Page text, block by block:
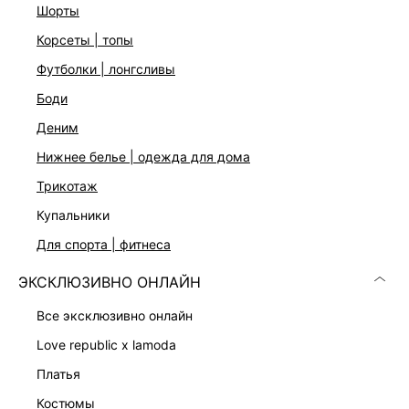
шорты
корсеты | топы
футболки | лонгсливы
боди
деним
нижнее белье | одежда для дома
трикотаж
купальники
для спорта | фитнеса
ЭКСКЛЮЗИВНО ОНЛАЙН
все эксклюзивно онлайн
love republic x lamoda
платья
костюмы
100% цинк
Цвет: золото
ДОСТАВКА И ВОЗВРАТ
в AppStore